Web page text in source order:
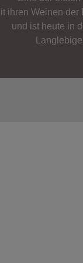
ihren Weinen der
und ist heute in